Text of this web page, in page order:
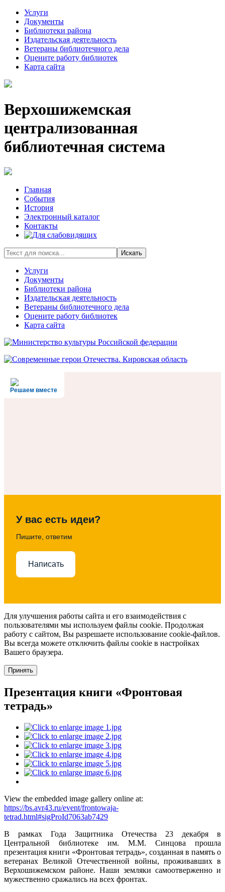
Услуги
Документы
Библиотеки района
Издательская деятельность
Ветераны библиотечного дела
Оцените работу библиотек
Карта сайта
Верхошижемская
централизованная
библиотечная система
Главная
События
История
Электронный каталог
Контакты
Искать
Услуги
Документы
Библиотеки района
Издательская деятельность
Ветераны библиотечного дела
Оцените работу библиотек
Карта сайта
Решаем вместе
У вас есть идеи?
Пишите, ответим
Написать
Для улучшения работы сайта и его взаимодействия с
пользователями мы используем файлы cookie. Продолжая
работу с сайтом, Вы разрешаете использование cookie-файлов.
Вы всегда можете отключить файлы cookie в настройках
Вашего браузера.
Принять
Презентация книги «Фронтовая
тетрадь»
View the embedded image gallery online at:
https://bs.avr43.ru/event/frontowaja-
tetrad.html#sigProId7063ab7429
В рамках Года Защитника Отечества 23 декабря в
Центральной библиотеке им. М.М. Синцова прошла
презентация книги «Фронтовая тетрадь», созданная в память о
ветеранах Великой Отечественной войны, проживавших в
Верхошижемском районе. Наши земляки самоотверженно и
мужественно сражались на всех фронтах.